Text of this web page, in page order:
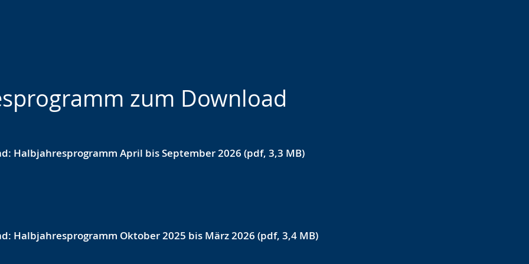
zum Download
Halbjahresprogramm April bis September 2026 (pdf, 3,3 MB)
Halbjahresprogramm Oktober 2025 bis März 2026 (pdf, 3,4 MB)